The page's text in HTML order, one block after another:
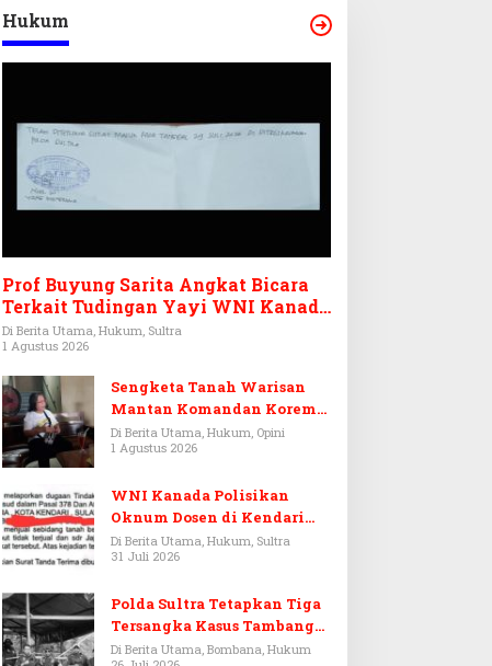
Hukum
Prof Buyung Sarita Angkat Bicara
Terkait Tudingan Yayi WNI Kanada
Ditagih Utang Rp3,6 Miliar
Di Berita Utama, Hukum, Sultra
1 Agustus 2026
Sengketa Tanah Warisan
Mantan Komandan Korem
143/HO, Ketika Warisan
Menjadi Arena Pemerasan
Di Berita Utama, Hukum, Opini
1 Agustus 2026
WNI Kanada Polisikan
Oknum Dosen di Kendari
Terkait Aset Puluhan Miliar
Di Berita Utama, Hukum, Sultra
31 Juli 2026
Polda Sultra Tetapkan Tiga
Tersangka Kasus Tambang
Emas Ilegal di Bombana
Di Berita Utama, Bombana, Hukum